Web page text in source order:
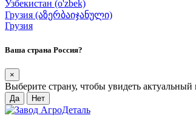
Узбекистан (o'zbek)
Грузия (აზერბაიჯანული)
Грузия
Ваша страна Россия?
×
Выберите страну, чтобы увидеть
Да Нет